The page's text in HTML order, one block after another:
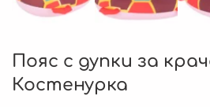
Пояс с дупки за
Костенурка